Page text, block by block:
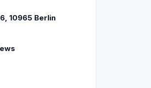
10965 Berlin